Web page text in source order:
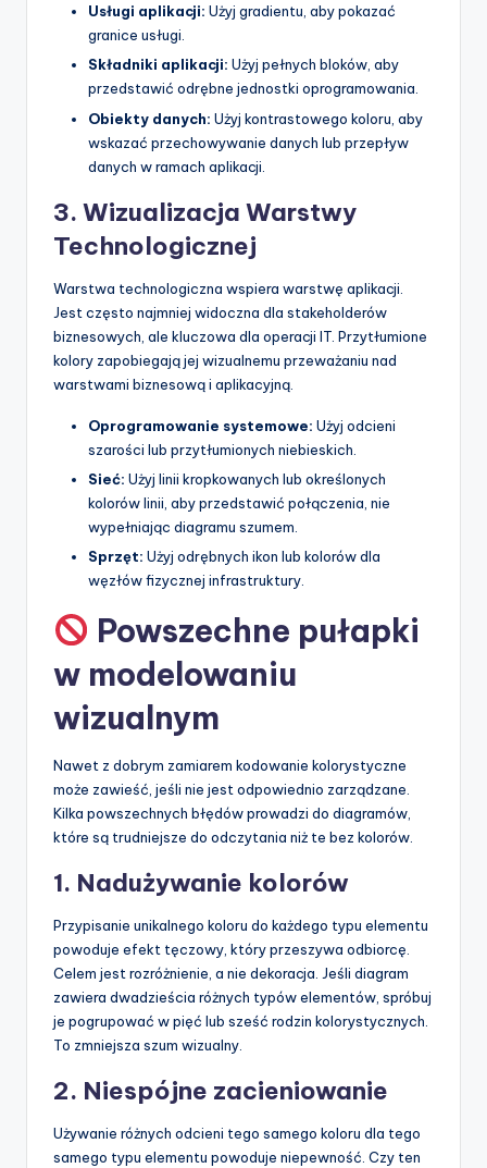
Usługi aplikacji: Użyj gradientu, aby pokazać
granice usługi.
Składniki aplikacji: Użyj pełnych bloków, aby
przedstawić odrębne jednostki oprogramowania.
Obiekty danych: Użyj kontrastowego koloru, aby
wskazać przechowywanie danych lub przepływ
danych w ramach aplikacji.
3. Wizualizacja Warstwy
Technologicznej
Warstwa technologiczna wspiera warstwę aplikacji.
Jest często najmniej widoczna dla stakeholderów
biznesowych, ale kluczowa dla operacji IT. Przytłumione
kolory zapobiegają jej wizualnemu przeważaniu nad
warstwami biznesową i aplikacyjną.
Oprogramowanie systemowe: Użyj odcieni
szarości lub przytłumionych niebieskich.
Sieć: Użyj linii kropkowanych lub określonych
kolorów linii, aby przedstawić połączenia, nie
wypełniając diagramu szumem.
Sprzęt: Użyj odrębnych ikon lub kolorów dla
węzłów fizycznej infrastruktury.
Powszechne pułapki
w modelowaniu
wizualnym
Nawet z dobrym zamiarem kodowanie kolorystyczne
może zawieść, jeśli nie jest odpowiednio zarządzane.
Kilka powszechnych błędów prowadzi do diagramów,
które są trudniejsze do odczytania niż te bez kolorów.
1. Nadużywanie kolorów
Przypisanie unikalnego koloru do każdego typu elementu
powoduje efekt tęczowy, który przeszywa odbiorcę.
Celem jest rozróżnienie, a nie dekoracja. Jeśli diagram
zawiera dwadzieścia różnych typów elementów, spróbuj
je pogrupować w pięć lub sześć rodzin kolorystycznych.
To zmniejsza szum wizualny.
2. Niespójne zacieniowanie
Używanie różnych odcieni tego samego koloru dla tego
samego typu elementu powoduje niepewność. Czy ten